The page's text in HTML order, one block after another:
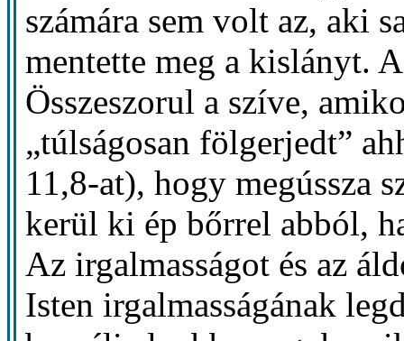
számára sem volt az, aki
mentette meg a kislányt.
Összeszorul a szíve,
„túlságosan fölgerjedt”
11,8-at), hogy megússza
kerül ki ép bőrrel abból,
Az irgalmasságot és az
Isten irgalmasságának